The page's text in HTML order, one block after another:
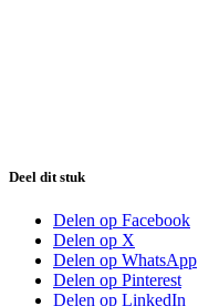
Deel dit stuk
Delen op Facebook
Delen op X
Delen op WhatsApp
Delen op Pinterest
Delen op LinkedIn